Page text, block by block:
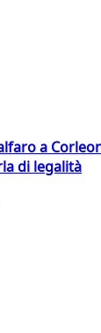
a
di legalità